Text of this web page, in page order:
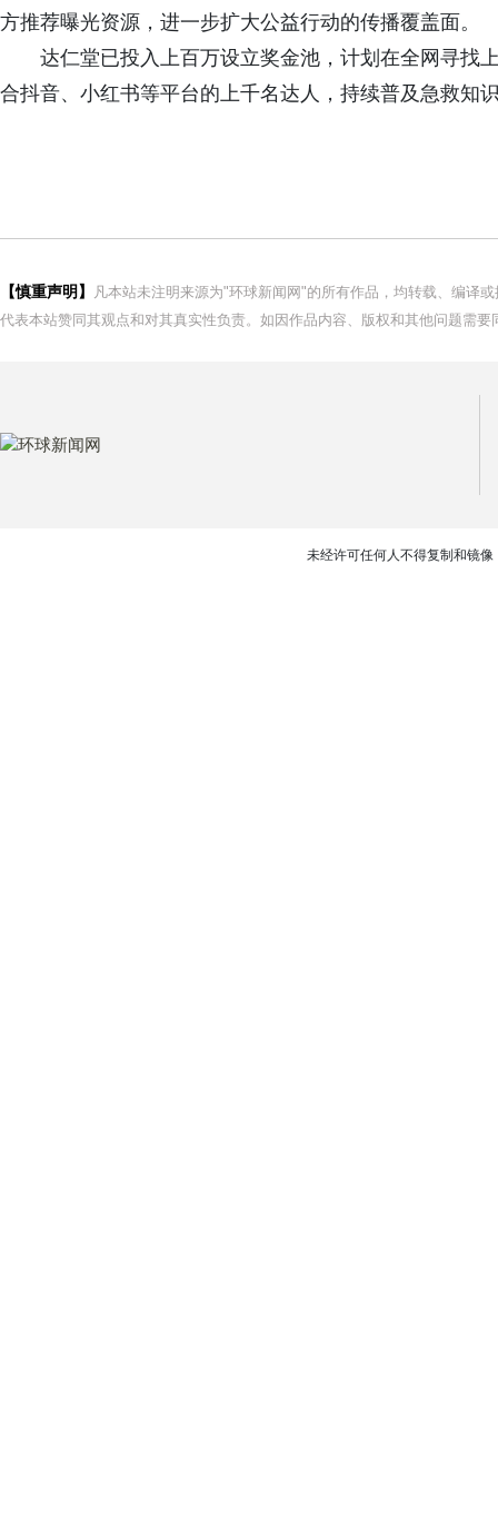
方推荐曝光资源，进一步扩大公益行动的传播覆盖面。
达仁堂已投入上百万设立奖金池，计划在全网寻找
合抖音、小红书等平台的上千名达人，持续普及急救知
【慎重声明】
凡本站未注明来源为"环球新闻网"的所有作品，均转载、编译
代表本站赞同其观点和对其真实性负责。如因作品内容、版权和其他问题需
未经许可任何人不得复制和镜